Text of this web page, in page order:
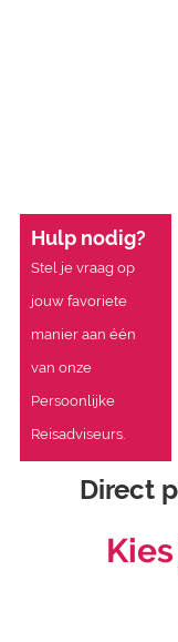
Hulp nodig?
Stel je vraag op
jouw favoriete
manier aan één
van onze
Persoonlijke
Reisadviseurs.
Direct